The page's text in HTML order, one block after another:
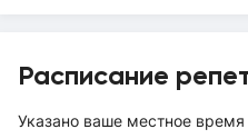
Расписание
Указано ваше местное время